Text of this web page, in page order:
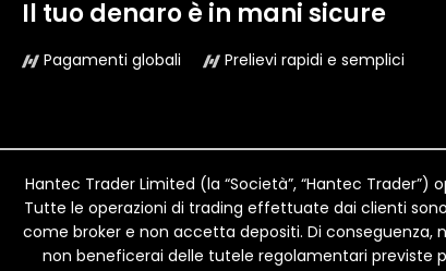
Il tuo denaro è in mani sicure
Pagamenti globali Prelievi rapidi e semplici
Hantec Trader Limited (la “Società”, “Hantec
Tutte le operazioni di trading effettuate dai clienti
come broker e non accetta depositi. Di conseguenza,
non beneficerai delle tutele regolamentari previste